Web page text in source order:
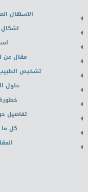
الاسهال
مقال عن
تشخيص
حلول
تفاصيل
كل